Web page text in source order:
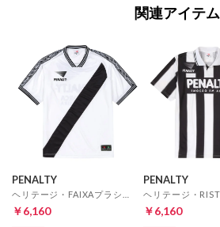
関連アイテム
PENALTY
￥6,160
PENALTY
￥6,160